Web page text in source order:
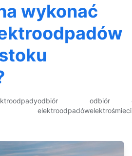
wykonać
odbiór
elektroodpadów
odbiór
elektrośmieci